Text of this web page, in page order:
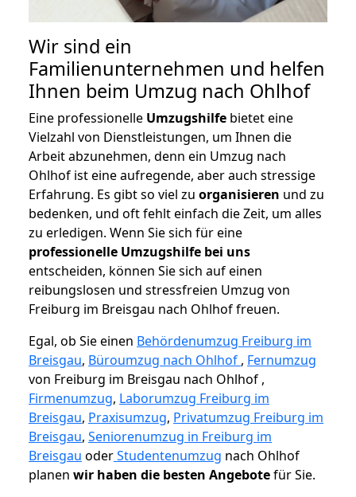
Wir sind ein
Familienunternehmen und helfen
Ihnen beim Umzug nach Ohlhof
Eine professionelle Umzugshilfe bietet eine
Vielzahl von Dienstleistungen, um Ihnen die
Arbeit abzunehmen, denn ein Umzug nach
Ohlhof ist eine aufregende, aber auch stressige
Erfahrung. Es gibt so viel zu organisieren und zu
bedenken, und oft fehlt einfach die Zeit, um alles
zu erledigen. Wenn Sie sich für eine
professionelle Umzugshilfe bei uns
entscheiden, können Sie sich auf einen
reibungslosen und stressfreien Umzug von
Freiburg im Breisgau nach Ohlhof freuen.
Egal, ob Sie einen Behördenumzug Freiburg im
Breisgau, Büroumzug nach Ohlhof , Fernumzug
von Freiburg im Breisgau nach Ohlhof ,
Firmenumzug, Laborumzug Freiburg im
Breisgau, Praxisumzug, Privatumzug Freiburg im
Breisgau, Seniorenumzug in Freiburg im
Breisgau oderStudentenumzug nach Ohlhof
planen wir haben die besten Angebotefür Sie.